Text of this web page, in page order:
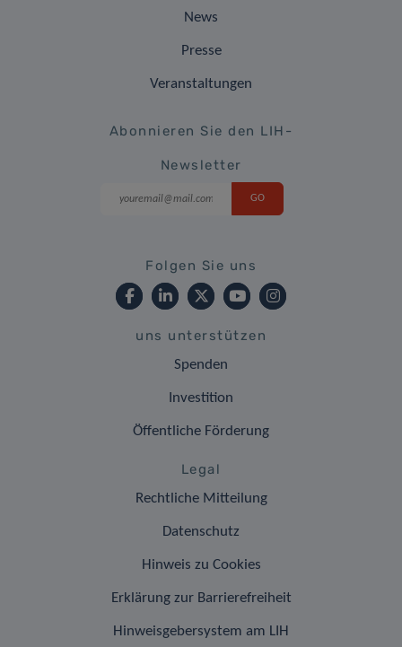
News
Presse
Veranstaltungen
Abonnieren Sie den LIH-
Newsletter
Folgen Sie uns
uns unterstützen
Spenden
Investition
Öffentliche Förderung
Legal
Rechtliche Mitteilung
Datenschutz
Hinweis zu Cookies
Erklärung zur Barrierefreiheit
Hinweisgebersystem am LIH